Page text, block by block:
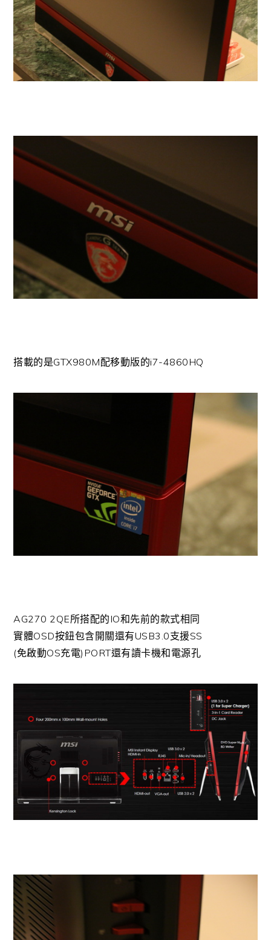
搭載的是GTX980M配移動版的i7-4860HQ
AG270 2QE所搭配的IO和先前的款式相同
實體OSD按鈕包含開關還有USB3.0支援SS
(免啟動OS充電)PORT還有讀卡機和電源孔